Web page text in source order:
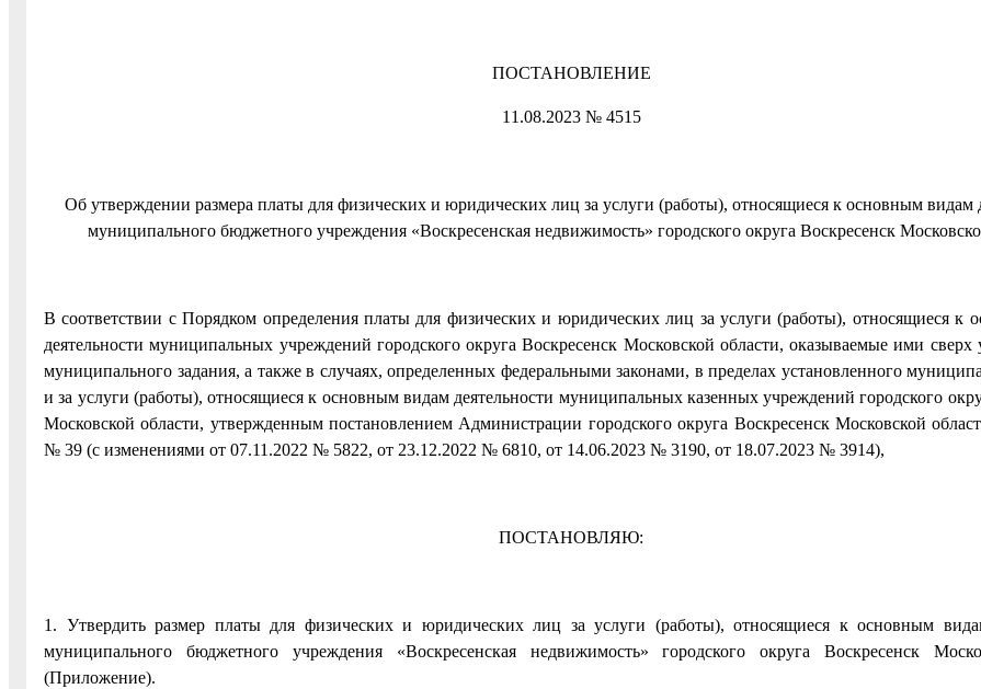
ПОСТАНОВЛЕНИЕ
11.08.2023 № 4515
Об утверждении размера платы для физических и юридических лиц за услуги (работы), относящиеся к основным видам
муниципального бюджетного учреждения «Воскресенская недвижимость» городского округа Воскресенск
В соответствии с Порядком определения платы для физических и юридических лиц за услуги (работы), относящиеся к
деятельности муниципальных учреждений городского округа Воскресенск Московской области, оказываемые ими сверх
муниципального задания, а также в случаях, определенных федеральными законами, в пределах установленного
и за услуги (работы), относящиеся к основным видам деятельности муниципальных казенных учреждений городского
Московской области, утвержденным постановлением Администрации городского округа Воскресенск Московской
№ 39 (с изменениями от 07.11.2022 № 5822, от 23.12.2022 № 6810, от 14.06.2023 № 3190, от 18.07.2023 № 3914),
ПОСТАНОВЛЯЮ:
1. Утвердить размер платы для физических и юридических лиц за услуги (работы), относящиеся к основным
муниципального бюджетного учреждения «Воскресенская недвижимость» городского округа Воскресенск
(Приложение).